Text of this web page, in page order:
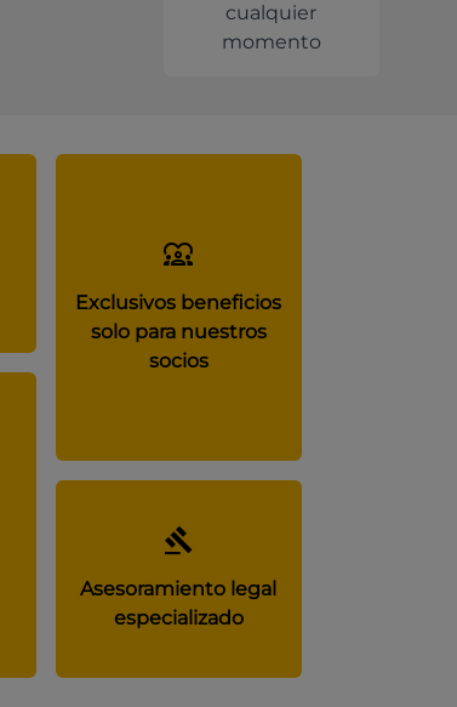
cualquier
momento
Exclusivos beneficios
solo para nuestros
socios
Asesoramiento legal
especializado